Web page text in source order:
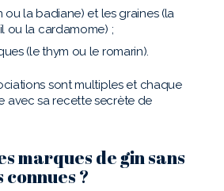
ou la badiane) et les graines (la
ou la cardamome) ;
(le thym ou le romarin).
sont multiples et chaque
avec sa recette secrète de
marques de gin sans
?